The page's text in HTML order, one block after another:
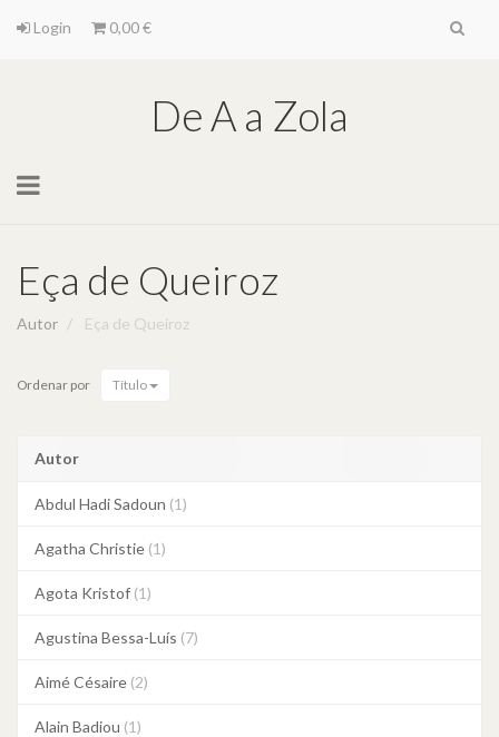
Login 0,00 €
De A a Zola
Toggle
Eça de Queiroz
Autor Eça de Queiroz
Ordenar por Título
Autor
Abdul Hadi Sadoun (1)
Agatha Christie (1)
Agota Kristof (1)
Agustina Bessa-Luís (7)
Aimé Césaire (2)
Alain Badiou (1)